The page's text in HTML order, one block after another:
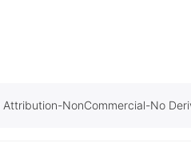
NonCommercial-No